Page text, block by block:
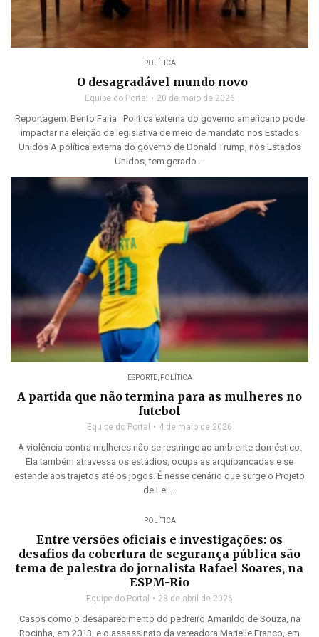
POLÍTICA
O desagradável mundo novo
Equipe do Portal 20 de maio de 2026
Reportagem: Bento Faria Política externa do governo americano pode
impactar na eleição de legislativa de meio de mandato nos Estados
Unidos A política externa do governo de Donald Trump, nos Estados
Unidos, tem gerado ...
ESPORTE, POLÍTICA
A partida que não termina para as mulheres no
futebol
Equipe do Portal 4 de maio de 2026
A violência contra mulheres não se restringe ao ambiente doméstico.
Ela também atravessa os estádios, ocupa as arquibancadas e se
estende aos trajetos até os jogos. É nesse cenário que surge o Projeto
de Lei ...
POLÍTICA
Entre versões oficiais e investigações: os
desafios da cobertura de segurança pública são
tema de palestra do jornalista Rafael Soares, na
ESPM-Rio
Equipe do Portal 28 de abril de 2026
Casos como o desaparecimento do pedreiro Amarildo de Souza, na
Rocinha, em 2013, e o assassinato da vereadora Marielle Franco, em